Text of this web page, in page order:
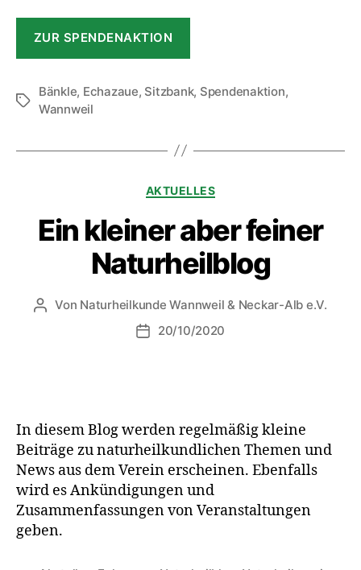
ZUR SPENDENAKTION
Bänkle, Echazaue, Sitzbank, Spendenaktion,
Wannweil
AKTUELLES
Ein kleiner aber feiner
Naturheilblog
Von Naturheilkunde Wannweil & Neckar-Alb e.V.
20/10/2020
In diesem Blog werden regelmäßig kleine
Beiträge zu naturheilkundlichen Themen und
News aus dem Verein erscheinen. Ebenfalls
wird es Ankündigungen und
Zusammenfassungen von Veranstaltungen
geben.